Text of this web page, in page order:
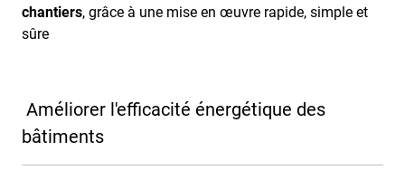
chantiers, grâce à une mise en œuvre rapide, simple et
sûre
Améliorer l'efficacité énergétique des
bâtiments